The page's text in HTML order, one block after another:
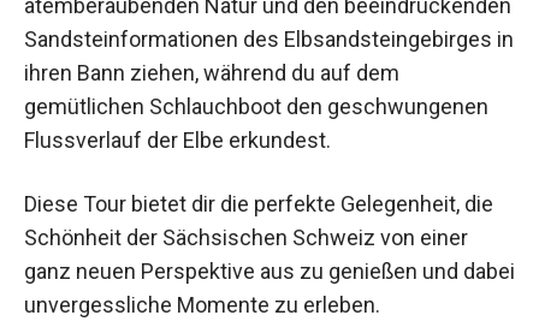
atemberaubenden Natur und den beeindruckenden
Sandsteinformationen des Elbsandsteingebirges in
ihren Bann ziehen, während du auf dem
gemütlichen Schlauchboot den geschwungenen
Flussverlauf der Elbe erkundest.
Diese Tour bietet dir die perfekte Gelegenheit, die
Schönheit der Sächsischen Schweiz von einer
ganz neuen Perspektive aus zu genießen und dabei
unvergessliche Momente zu erleben.